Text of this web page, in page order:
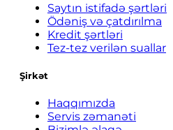
Saytın istifadə şərtləri
Ödəniş və çatdırılma
Kredit şərtləri
Tez-tez verilən suallar
Şirkət
Haqqımızda
Servis zəmanəti